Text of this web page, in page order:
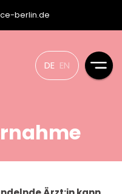
berlin.de
DE EN